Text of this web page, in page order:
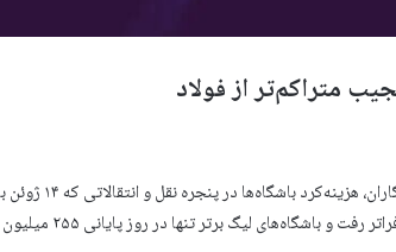
متراکم‌تر از فولاد
لیگ برتر تنها در روز پایانی ۲۵۵ میلیون پوند هزینه کردند.